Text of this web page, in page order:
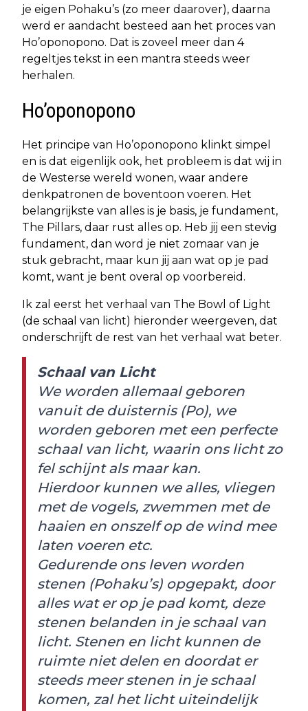
je eigen Pohaku’s (zo meer daarover), daarna
werd er aandacht besteed aan het proces van
Ho’oponopono. Dat is zoveel meer dan 4
regeltjes tekst in een mantra steeds weer
herhalen.
Ho’oponopono
Het principe van Ho’oponopono klinkt simpel
en is dat eigenlijk ook, het probleem is dat wij in
de Westerse wereld wonen, waar andere
denkpatronen de boventoon voeren. Het
belangrijkste van alles is je basis, je fundament,
The Pillars, daar rust alles op. Heb jij een stevig
fundament, dan word je niet zomaar van je
stuk gebracht, maar kun jij aan wat op je pad
komt, want je bent overal op voorbereid.
Ik zal eerst het verhaal van The Bowl of Light
(de schaal van licht) hieronder weergeven, dat
onderschrijft de rest van het verhaal wat beter.
Schaal van Licht
We worden allemaal geboren
vanuit de duisternis (Po), we
worden geboren met een perfecte
schaal van licht, waarin ons licht zo
fel schijnt als maar kan.
Hierdoor kunnen we alles, vliegen
met de vogels, zwemmen met de
haaien en onszelf op de wind mee
laten voeren etc.
Gedurende ons leven worden
stenen (Pohaku’s) opgepakt, door
alles wat er op je pad komt, deze
stenen belanden in je schaal van
licht. Stenen en licht kunnen de
ruimte niet delen en doordat er
steeds meer stenen in je schaal
komen, zal het licht uiteindelijk